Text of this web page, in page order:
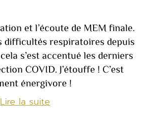
et l’écoute de MEM finale.
difficultés respiratoires depuis
s’est accentué les derniers
COVID. J’étouffe ! C’est
énergivore !
Lire la suite